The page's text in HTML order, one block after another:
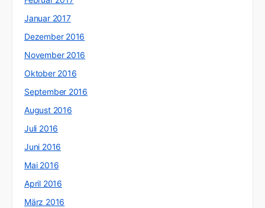
Januar 2017
Dezember 2016
November 2016
Oktober 2016
September 2016
August 2016
Juli 2016
Juni 2016
Mai 2016
April 2016
März 2016